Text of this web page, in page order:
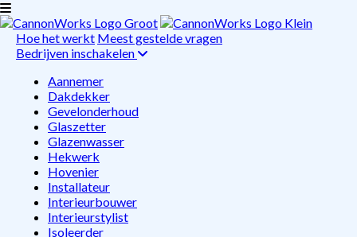
Hoe het werkt Meest gestelde vragen
Bedrijven inschakelen
Aannemer
Dakdekker
Gevelonderhoud
Glaszetter
Glazenwasser
Hekwerk
Hovenier
Installateur
Interieurbouwer
Interieurstylist
Isoleerder